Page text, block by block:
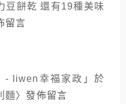
豆餅乾 還有19種美味
留言
- liwen幸福家政 」於
麵〉發佈留言